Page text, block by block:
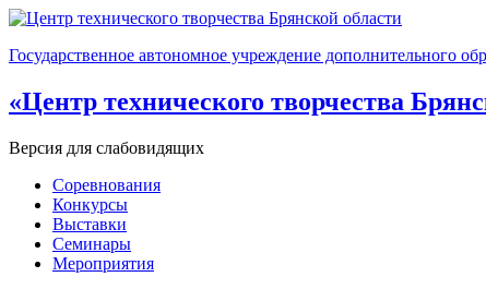
Государственное автономное учреждение дополнительного
«Центр технического творчества
Версия для слабовидящих
Соревнования
Конкурсы
Выставки
Семинары
Мероприятия